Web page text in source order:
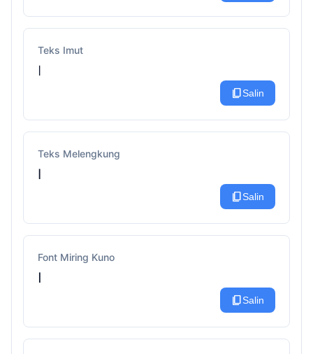
Teks Imut
꒐
content_copySalin
Teks Melengkung
I
content_copySalin
Font Miring Kuno
𐌉
content_copySalin